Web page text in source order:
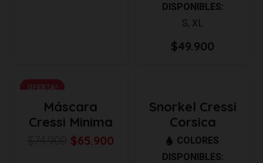
DISPONIBLES:
S, XL
$49.900
OFERTA!
Máscara
Cressi Minima
El
$65.900El
Snorkel Cressi
Corsica
COLORES
DISPONIBLES: